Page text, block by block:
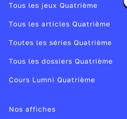
Tous les jeux Quatrième
Tous les articles Quatrième
Toutes les séries Quatrième
Tous les dossiers Quatrième
Cours Lumni Quatrième
Nos affiches